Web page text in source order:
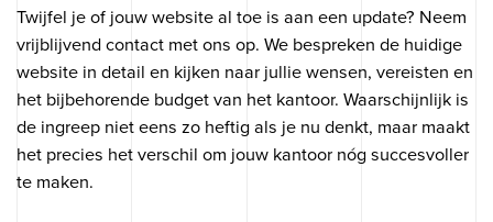
Twijfel je of jouw website al toe is aan een update? Neem
vrijblijvend contact met ons op. We bespreken de huidige
website in detail en kijken naar jullie wensen, vereisten en
het bijbehorende budget van het kantoor. Waarschijnlijk is
de ingreep niet eens zo heftig als je nu denkt, maar maakt
het precies het verschil om jouw kantoor nóg succesvoller
te maken.